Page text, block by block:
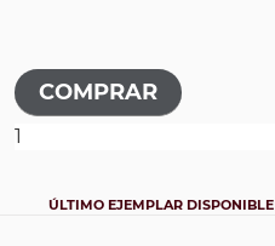
ÚLTIMO EJEMPLAR DISPONIBLE